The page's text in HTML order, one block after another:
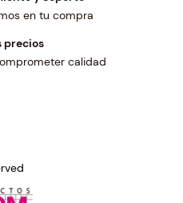
en tu compra
precios
calidad